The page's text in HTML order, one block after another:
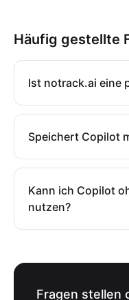
Häufig gestellte
Ist notrack.ai eine
Speichert Copilot
Kann ich Copilot
nutzen?
Fragen